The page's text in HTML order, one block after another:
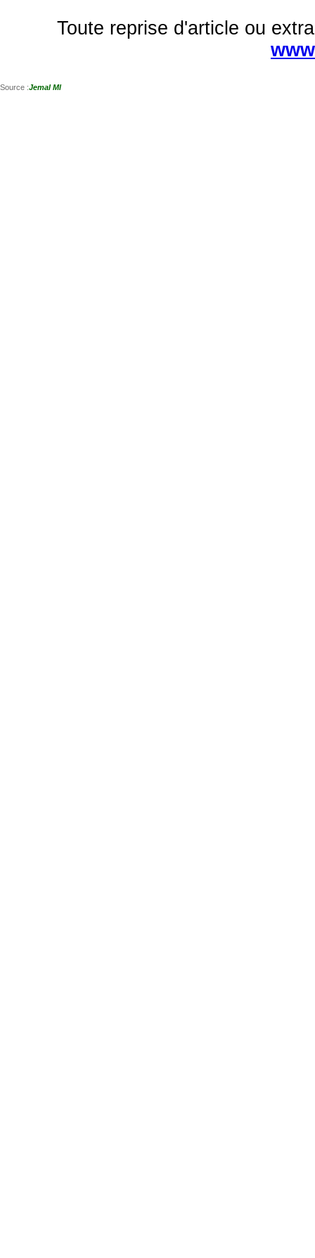
Toute reprise d'article ou
Source :Jemal Ml